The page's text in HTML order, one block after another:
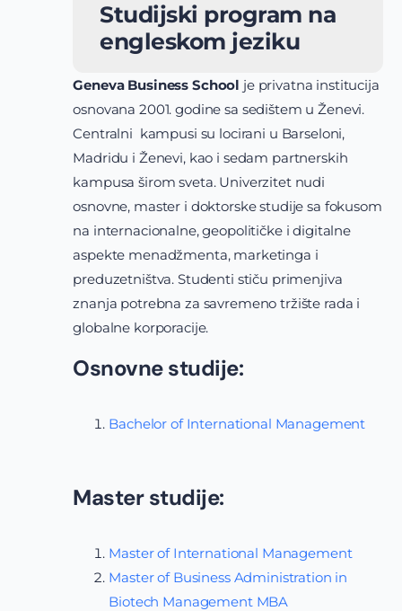
Studijski program na
engleskom jeziku
Geneva Business School je privatna institucija
osnovana 2001. godine sa sedištem u Ženevi.
Centralni kampusi su locirani u Barseloni,
Madridu i Ženevi, kao i sedam partnerskih
kampusa širom sveta. Univerzitet nudi
osnovne, master i doktorske studije sa fokusom
na internacionalne, geopolitičke i digitalne
aspekte menadžmenta, marketinga i
preduzetništva. Studenti stiču primenjiva
znanja potrebna za savremeno tržište rada i
globalne korporacije.
Osnovne studije:
Bachelor of International Management
Master studije:
Master of International Management
Master of Business Administration in
Biotech Management MBA